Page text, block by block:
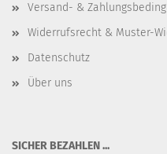
Versand- &
Widerrufsrecht & Muster-
Datenschutz
Über uns
SICHER BEZAHLEN ...